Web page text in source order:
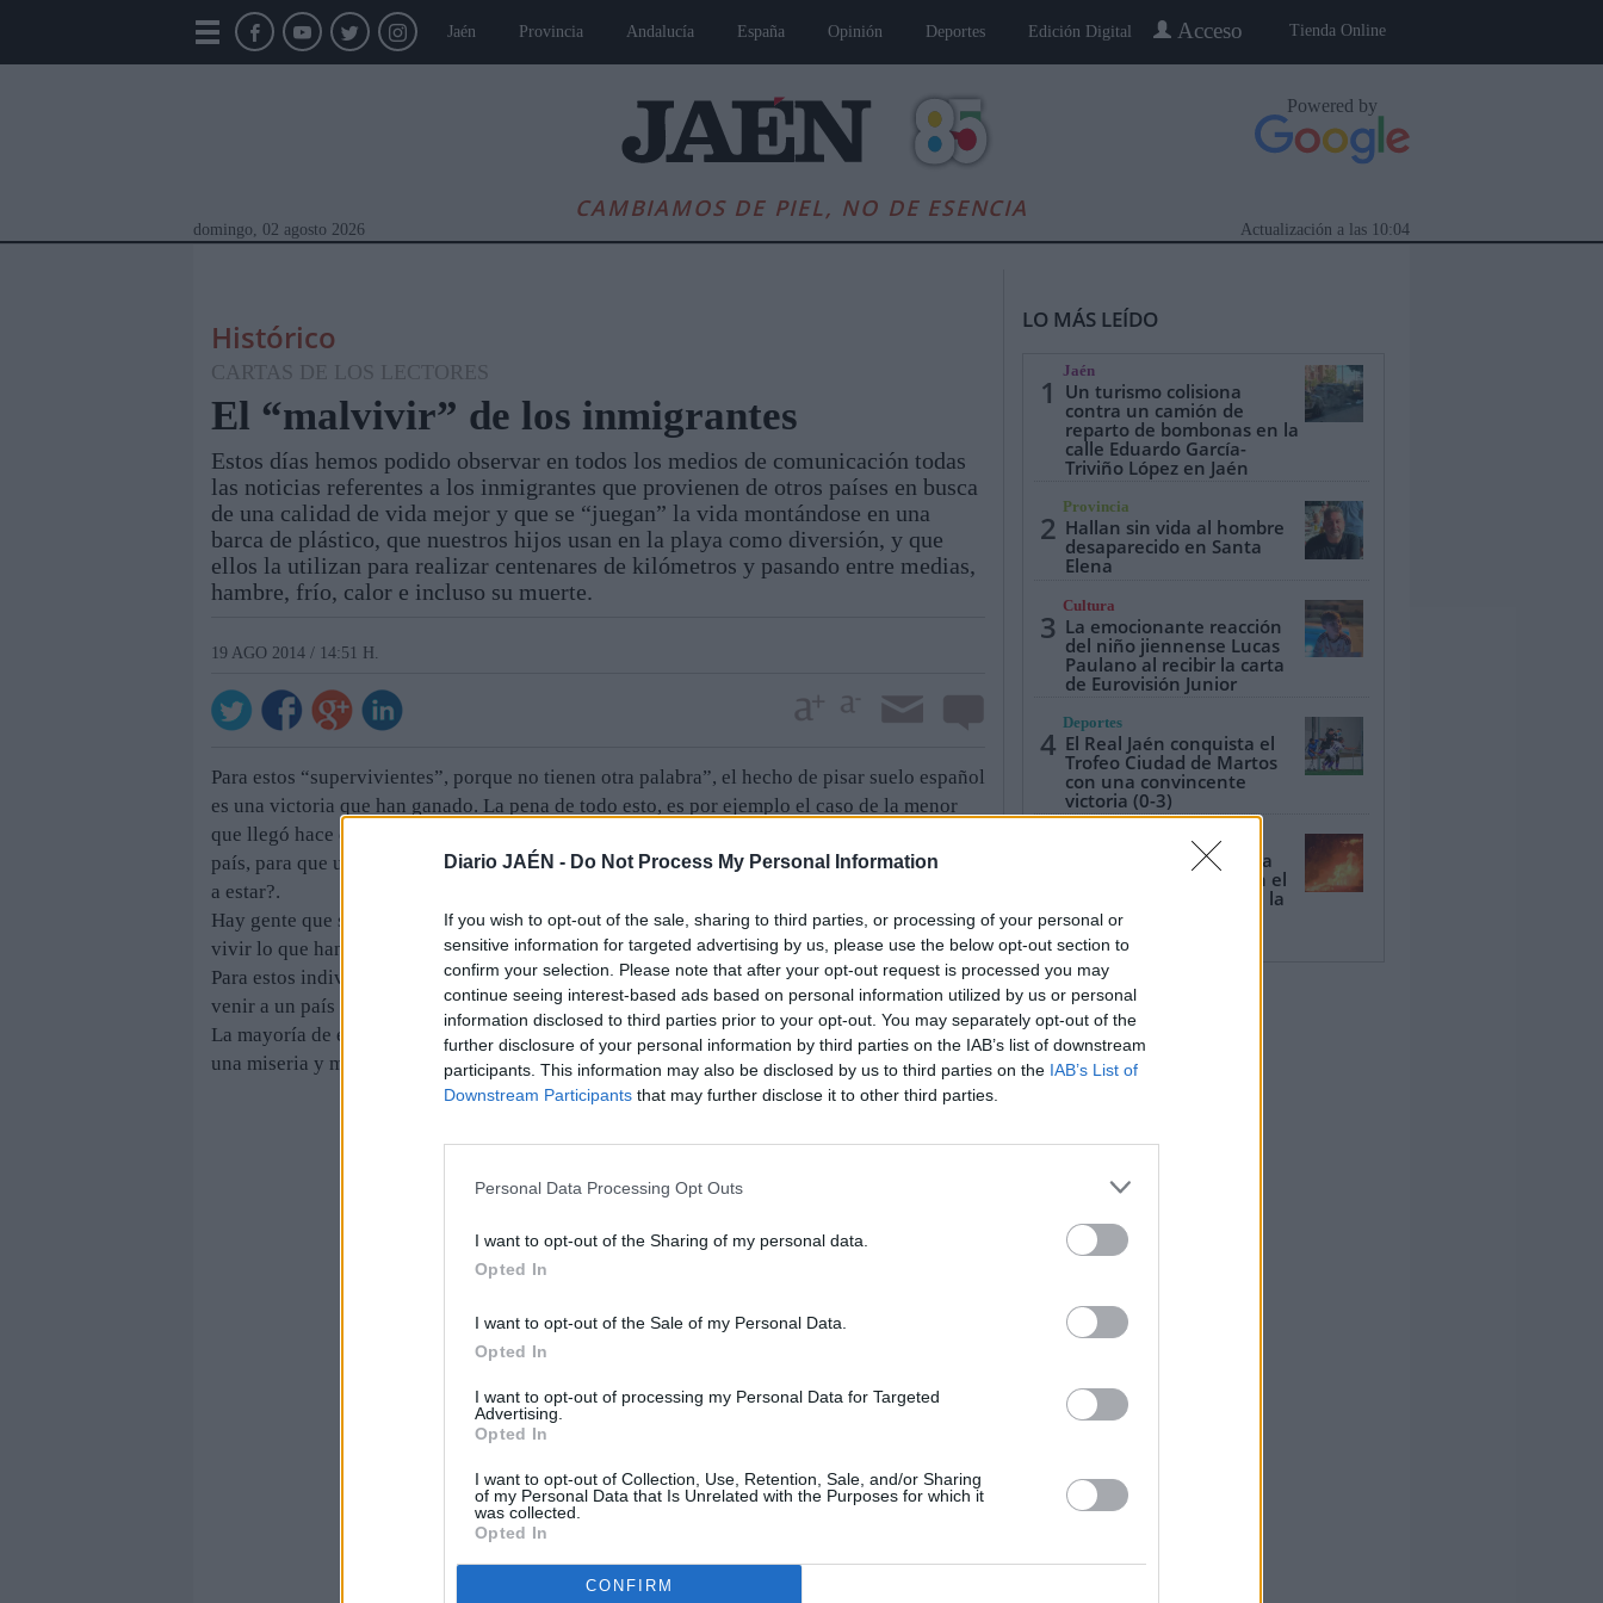
Diario JAÉN - Do Not Process My Personal Information
If you wish to opt-out of the sale, sharing to third parties, or processing of your personal or
sensitive information for targeted advertising by us, please use the below opt-out section to
confirm your selection. Please note that after your opt-out request is processed you may
continue seeing interest-based ads based on personal information utilized by us or personal
information disclosed to third parties prior to your opt-out. You may separately opt-out of the
further disclosure of your personal information by third parties on the IAB’s list of downstream
participants. This information may also be disclosed by us to third parties on the IAB’s List of
Downstream Participants that may further disclose it to other third parties.
Personal Data Processing Opt Outs
I want to opt-out of the Sharing of my personal data.
Opted In
I want to opt-out of the Sale of my Personal Data.
Opted In
I want to opt-out of processing my Personal Data for Targeted
Advertising.
Opted In
I want to opt-out of Collection, Use, Retention, Sale, and/or Sharing
of my Personal Data that Is Unrelated with the Purposes for which it
was collected.
Opted In
CONFIRM
Tienda Online
Acceso
Jaén Provincia Andalucía España Opinión Deportes Edición Digital
CAMBIAMOS DE PIEL, NO DE ESENCIA
Powered by
domingo, 02 agosto 2026 10:04
Actualización a las
Módulos Portada Jaén Provincia Linares Andalucía Internacional Opinión Cultura Deportes Jaén, Pueblo a Pueblo Gente
Histórico
CARTAS DE LOS LECTORES
El “malvivir” de los inmigrantes
Estos días hemos podido observar en todos los medios de comunicación todas
las noticias referentes a los inmigrantes que provienen de otros países en busca
de una calidad de vida mejor y que se “juegan” la vida montándose en una
barca de plástico, que nuestros hijos usan en la playa como diversión, y que
ellos la utilizan para realizar centenares de kilómetros y pasando entre medias,
hambre, frío, calor e incluso su muerte.
19 AGO 2014 / 14:51 H.
Para estos “supervivientes”, porque no tienen otra palabra”, el hecho de pisar suelo español
es una victoria que han ganado. La pena de todo esto, es por ejemplo el caso de la menor
que llegó hace días a Tarifa. ¿Hasta que punto tienen que estar viviendo en su respectivo
país, para que unos padres abandonen así a su hija, si saber donde va a terminar y como va
a estar?.
Hay gente que se vuelve “racista” en estos casos, pero es cuestión de ponerse en su piel, y
vivir lo que han vivido y experimentar lo que están experimentando.
Para estos individuos no tiene que ser nada fácil dejar su familia atrás, y menos aún decidir
venir a un país nuevo, donde no saben hablar nuestro idioma y apenas se saben defender.
La mayoría de ellos suelen acabar dentro de mafias, vendiendo productor ilegales, ganando
una miseria y malviviendo.
LO MÁS LEÍDO
1
Jaén
Un turismo colisiona
contra un camión de
reparto de bombonas en la
calle Eduardo García-
Triviño López en Jaén
2
Provincia
Hallan sin vida al hombre
desaparecido en Santa
Elena
3
Cultura
La emocionante reacción
del niño jiennense Lucas
Paulano al recibir la carta
de Eurovisión Junior
4
Deportes
El Real Jaén conquista el
Trofeo Ciudad de Martos
con una convincente
victoria (0-3)
Los Bomberos de Úbeda
sofocan un incendio en el
Parque Norte y enfrían la
zona al día siguiente